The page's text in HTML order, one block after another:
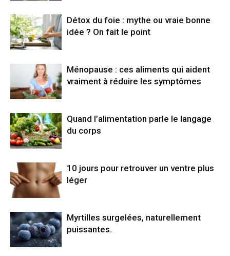
Détox du foie : mythe ou vraie bonne
idée ? On fait le point
Ménopause : ces aliments qui aident
vraiment à réduire les symptômes
Quand l’alimentation parle le langage
du corps
10 jours pour retrouver un ventre plus
léger
Myrtilles surgelées, naturellement
puissantes.